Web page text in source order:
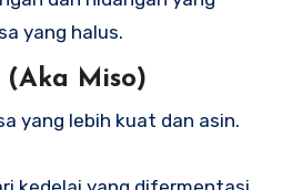
yang halus.
(Aka Miso)
yang lebih kuat dan asin.